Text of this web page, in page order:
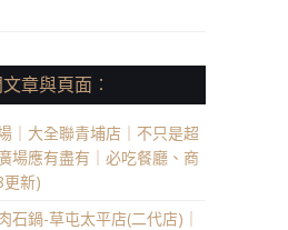
章與頁面︰
｜大全聯青埔店｜不只是超
場應有盡有｜必吃餐廳、商
新)
石鍋-草屯太平店(二代店)｜